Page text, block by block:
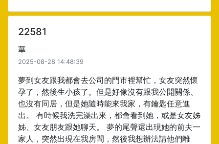
22581
華
2025-08-28 14:48:39
夢到女友跟我都會去公司的門市裡幫忙，女友突然懷
孕了，然後生小孩了。但是好像沒有跟我公開關係、
也沒有同居，但是她隨時能來我家，有鑰匙任意進
出。 有時候我洗完澡出來，都會看到她，或是女友姊
姊、女友朋友跟她聊天。 夢的尾聲還出現她的前夫一
家人，突然出現在我房間，然後我想辦法請他們離